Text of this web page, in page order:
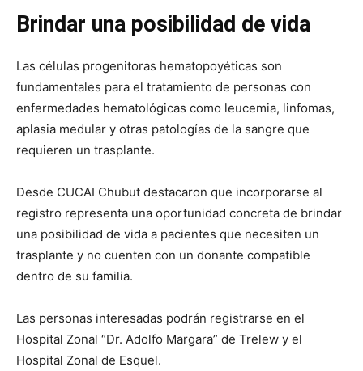
Brindar una posibilidad de vida
Las células progenitoras hematopoyéticas son
fundamentales para el tratamiento de personas con
enfermedades hematológicas como leucemia, linfomas,
aplasia medular y otras patologías de la sangre que
requieren un trasplante.
Desde CUCAI Chubut destacaron que incorporarse al
registro representa una oportunidad concreta de brindar
una posibilidad de vida a pacientes que necesiten un
trasplante y no cuenten con un donante compatible
dentro de su familia.
Las personas interesadas podrán registrarse en el
Hospital Zonal “Dr. Adolfo Margara” de Trelew y el
Hospital Zonal de Esquel.